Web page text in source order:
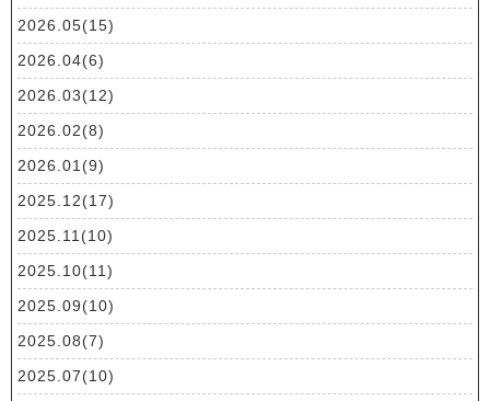
2026.05(15)
2026.04(6)
2026.03(12)
2026.02(8)
2026.01(9)
2025.12(17)
2025.11(10)
2025.10(11)
2025.09(10)
2025.08(7)
2025.07(10)